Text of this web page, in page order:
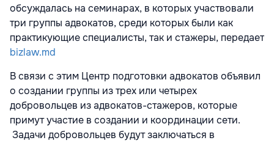
обсуждалась на семинарах, в которых участвовали
три группы адвокатов, среди которых были как
практикующие специалисты, так и стажеры, передает
bizlaw.md
В связи с этим Центр подготовки адвокатов объявил
о создании группы из трех или четырех
добровольцев из адвокатов-стажеров, которые
примут участие в создании и координации сети.
Задачи добровольцев будут заключаться в